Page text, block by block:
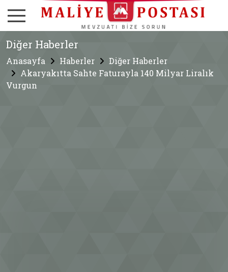
Diğer Haberler
Anasayfa Haberler
Diğer Haberler
Akaryakıtta Sahte Faturayla 140 Milyar Liralık
Vurgun